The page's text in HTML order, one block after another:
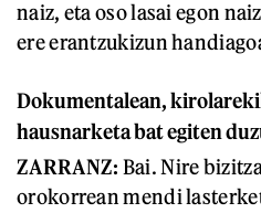
naiz, eta oso lasai egon
ere erantzukizun
Dokumentalean,
hausnarketa bat egiten
ZARRANZ: Bai. Nire
orokorrean mendi